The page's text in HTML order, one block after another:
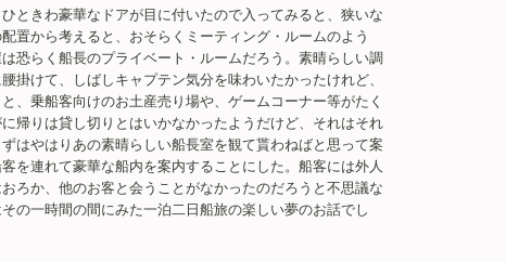
ときわ豪華なドアが目に付いたので入ってみると、狭いな
置から考えると、おそらくミーティング・ルームのよう
恐らく船長のプライベート・ルームだろう。素晴らしい調
けて、しばしキャプテン気分を味わいたかったけれど、
、乗船客向けのお土産売り場や、ゲームコーナー等がたく
帰りは貸し切りとはいかなかったようだけど、それはそれ
はやはりあの素晴らしい船長室を観て貰わねばと思って案
を連れて豪華な船内を案内することにした。船客には外人
ろか、他のお客と会うことがなかったのだろうと不思議な
の一時間の間にみた一泊二日船旅の楽しい夢のお話でし